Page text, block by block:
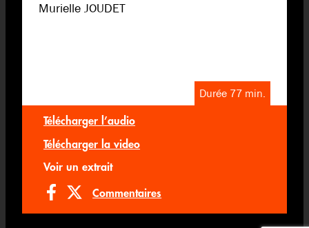
Murielle JOUDET
Durée 77 min.
Télécharger l’audio
Télécharger la video
Voir un extrait
Commentaires